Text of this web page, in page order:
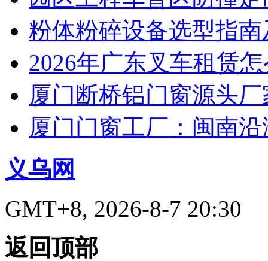
粉体粉碎设备选型指
2026年广东叉车租赁
厦门断桥铝门窗源头
厦门门窗工厂：闽南
义乌网
GMT+8, 2026-8-7 20:30
返回顶部